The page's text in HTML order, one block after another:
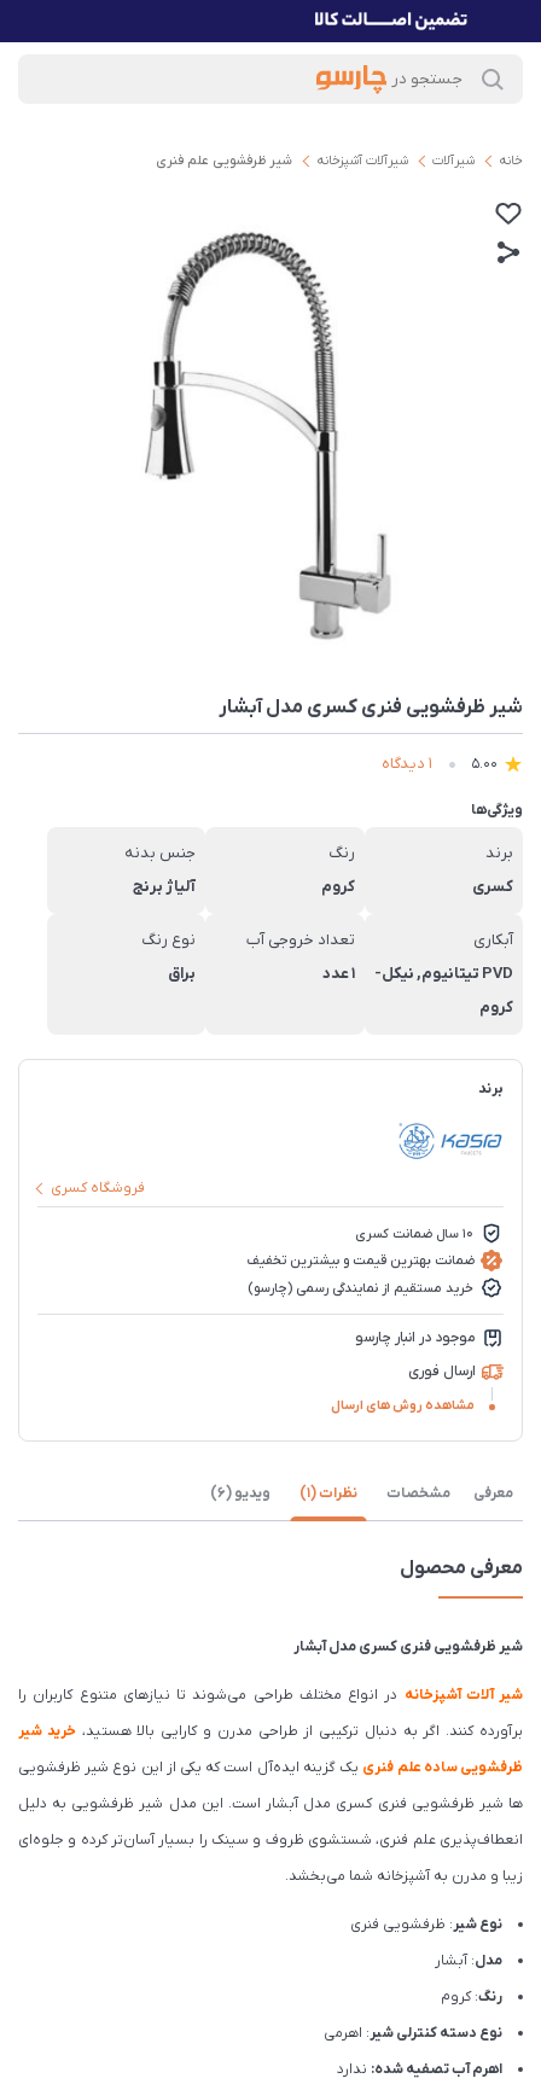
خانه شیرآلات شیرآلات آشپزخانه شیر ظرفشویی علم فنری
شیر ظرفشویی فنری کسری مدل آبشار
5.00 1 دیدگاه
ویژگی‌ها
برند
کسری
رنگ
کروم
جنس بدنه
آلیاژ برنج
آبکاری
PVD تیتانیوم, نیکل-
کروم
تعداد خروجی آب
1 عدد
نوع رنگ
براق
برند
فروشگاه کسری
10 سال ضمانت کسری
ضمانت بهترین قیمت و بیشترین تخفیف
خرید مستقیم از نمایندگی رسمی (چارسو)
موجود در انبار چارسو
ارسال فوری
مشاهده روش های ارسال
معرفی مشخصات نظرات (1) ویدیو (6)
معرفی محصول
شیر ظرفشویی فنری کسری مدل آبشار
شیر آلات آشپزخانه در انواع مختلف طراحی می‌شوند تا نیازهای متنوع کاربران را
برآورده کنند. اگر به دنبال ترکیبی از طراحی مدرن و کارایی بالا هستید،خرید شیر
ظرفشویی ساده علم فنری یک گزینه ایده‌آل است که یکی از این نوع شیر ظرفشویی
ها شیر ظرفشویی فنری کسری مدل آبشار است. این مدل شیر ظرفشویی به دلیل
انعطاف‌پذیری علم فنری، شستشوی ظروف و سینک را بسیار آسان‌تر کرده و جلوه‌ای
زیبا و مدرن به آشپزخانه شما می‌بخشد.
نوع شیر: ظرفشویی فنری
مدل: آبشار
رنگ: کروم
نوع دسته کنترلی شیر: اهرمی
اهرم آب تصفیه شده: ندارد